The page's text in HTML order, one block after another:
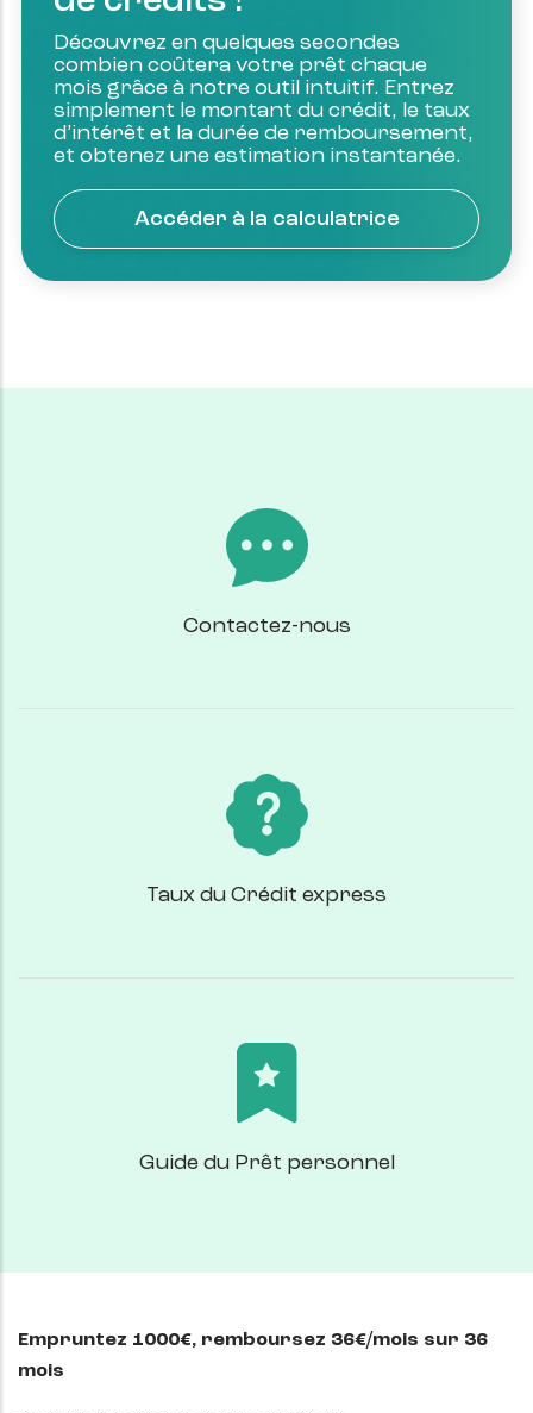
Découvrez en quelques secondes
combien coûtera votre prêt chaque
mois grâce à notre outil intuitif. Entrez
simplement le montant du crédit, le taux
d’intérêt et la durée de remboursement,
et obtenez une estimation instantanée.
Accéder à la calculatrice
Contactez-nous
Taux du Crédit express
Guide du Prêt personnel
Empruntez 1000€, remboursez 36€/mois sur 36
mois